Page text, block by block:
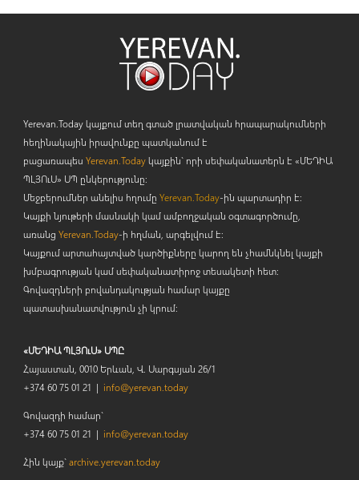
Yerevan.Today կայքում տեղ գտած լրատվական հրապարակումների
հեղինակային իրավունքը պատկանում է
բացառապես Yerevan.Todayկայքին` որի սեփականատերն է «ՄԵԴԻԱ
ՊԼՅՈւՍ» ՍՊ ընկերությունը։
Մեջբերումներ անելիս հղումը Yerevan.Today-ին պարտադիր է:
Կայքի նյութերի մասնակի կամ ամբողջական օգտագործումը,
առանց Yerevan.Today-ի հղման, արգելվում է:
Կայքում արտահայտված կարծիքները կարող են չհամնկնել կայքի
խմբագրության կամ սեփականատիրոջ տեսակետի հետ:
Գովազդների բովանդակության համար կայքը
պատասխանատվություն չի կրում:
«ՄԵԴԻԱ ՊԼՅՈւՍ» ՍՊԸ
Հայաստան, 0010 Երևան, Վ. Սարգսյան 26/1
+374 60 75 01 21 | info@yerevan.today
Գովազդի համար`
+374 60 75 01 21 | info@yerevan.today
Հին կայք`archive.yerevan.today